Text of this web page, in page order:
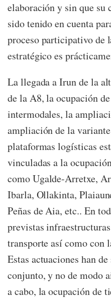
elaboración y sin que su
sido tenido en cuenta
proceso participativo de
estratégico es
La llegada a Irun de la
de la A8, la ocupación
intermodales, la
ampliación de la
plataformas logísticas
vinculadas a la
como Ugalde-Arretxe,
Ibarla, Ollakinta,
Peñas de Aia, etc.. En
previstas
transporte así como con
Estas actuaciones han
conjunto, y no de modo
a cabo, la ocupación de